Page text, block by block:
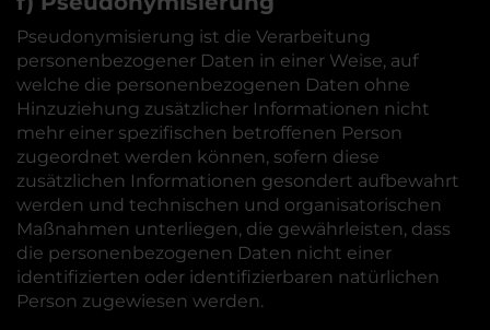
Pseudonymisierung ist die Verarbeitung
personenbezogener Daten in einer Weise, auf
welche die personenbezogenen Daten ohne
Hinzuziehung zusätzlicher Informationen nicht
mehr einer spezifischen betroffenen Person
zugeordnet werden können, sofern diese
zusätzlichen Informationen gesondert aufbewahrt
werden und technischen und organisatorischen
Maßnahmen unterliegen, die gewährleisten, dass
die personenbezogenen Daten nicht einer
identifizierten oder identifizierbaren natürlichen
Person zugewiesen werden.